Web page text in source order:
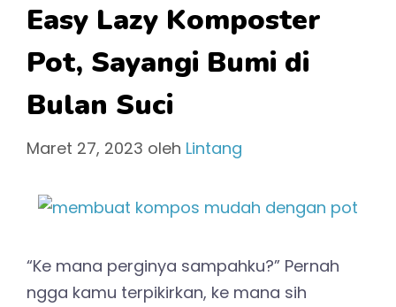
Easy Lazy Komposter
Pot, Sayangi Bumi di
Bulan Suci
Maret 27, 2023 oleh Lintang
“Ke mana perginya sampahku?” Pernah
ngga kamu terpikirkan, ke mana sih